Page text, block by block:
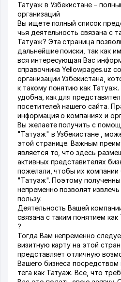
Татуаж в Узбекистане –
организаций
Вы ищете полный список
чья деятельность связана с
Татуаж? Эта страница
дальнейшие поиски, так как
вся интересующая Вас
справочника Yellowpages.uz
организации Узбекистана,
к такому понятию как Татуаж.
удобна, как для
посетителей нашего сайта.
информация о компаниях и
Вы желаете получить с
"Татуаж" в Узбекистане ,
этой странице. Важным
является то, что здесь
активных представителях
пожелали, чтобы их
"Татуаж". Поэтому
непременно позволят
пользу.
Деятельность Вашей
связана с таким понятием
?
Тогда Вам непременно
визитную карту на этой
представляет отличную
Вашего бизнеса посредством
тега как Татуаж. Все, что